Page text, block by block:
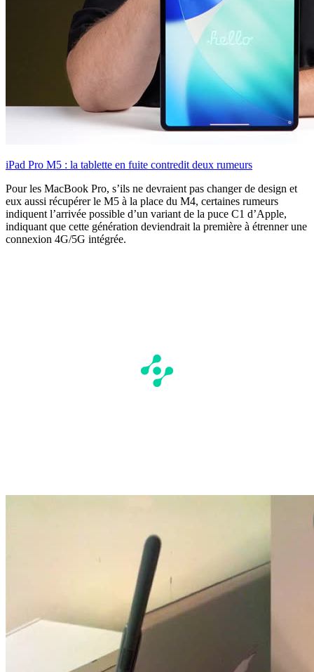
iPad Pro M5 : la tablette en fuite contredit deux rumeurs
Pour les MacBook Pro, s’ils ne devraient pas changer de design et
eux aussi récupérer le M5 à la place du M4, certaines rumeurs
indiquent l’arrivée possible d’un variant de la puce C1 d’Apple,
indiquant que cette génération deviendrait la première à étrenner une
connexion 4G/5G intégrée.